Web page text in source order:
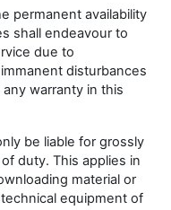
permanent availability
shall endeavour to
due to
disturbances
warranty in this
be liable for grossly
duty. This applies in
material or
equipment of